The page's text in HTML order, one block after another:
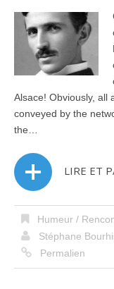
Alsace! Obviously, all
conveyed by the
the…
LIRE ET
Humeur /
Stéphane
Permalien